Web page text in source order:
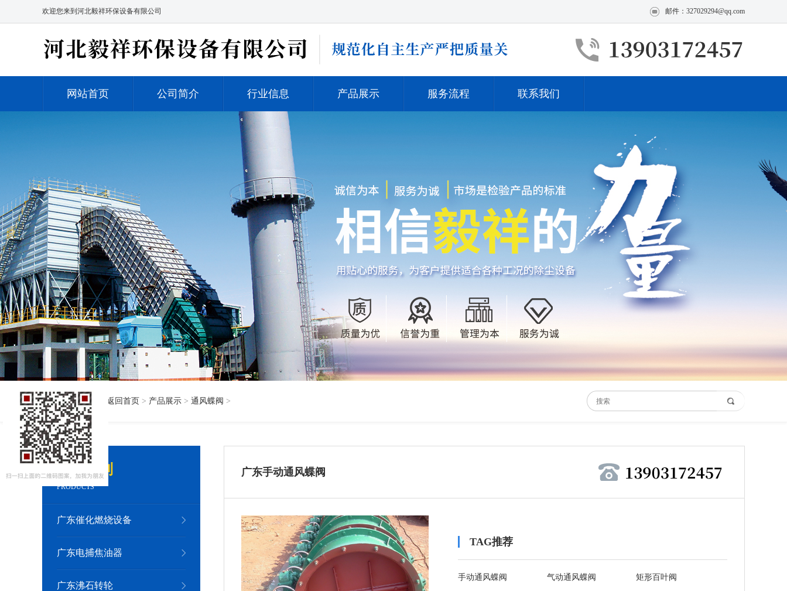
欢迎您来到河北毅祥环保设备有限公司 邮件：327029294@qq.com
网站首页 公司简介 行业信息 产品展示 服务流程 联系我们
当前位置： 返回首页 > 产品展示 > 通风蝶阀 >
产品系列
PRODUCTS
广东催化燃烧设备
广东电捕焦油器
广东沸石转轮
广东手动通风蝶阀
TAG推荐
手动通风蝶阀 气动通风蝶阀 矩形百叶阀